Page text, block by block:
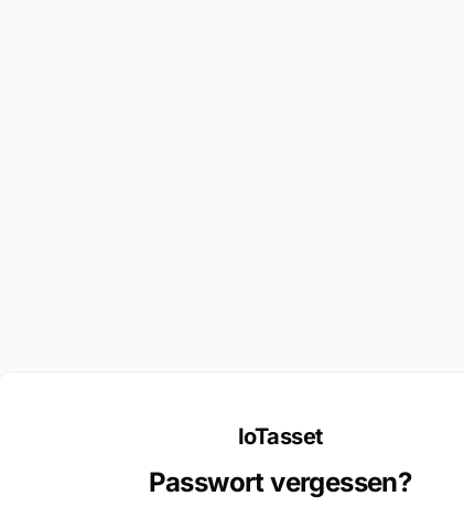
IoTasset
Passwort vergessen?